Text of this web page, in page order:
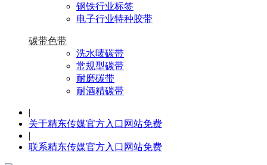
钢铁行业标签
电子行业特种胶带
碳带色带
洗水唛碳带
常规型碳带
耐磨碳带
耐酒精碳带
|
关于精东传媒官方入口网站免费
|
联系精东传媒官方入口网站免费